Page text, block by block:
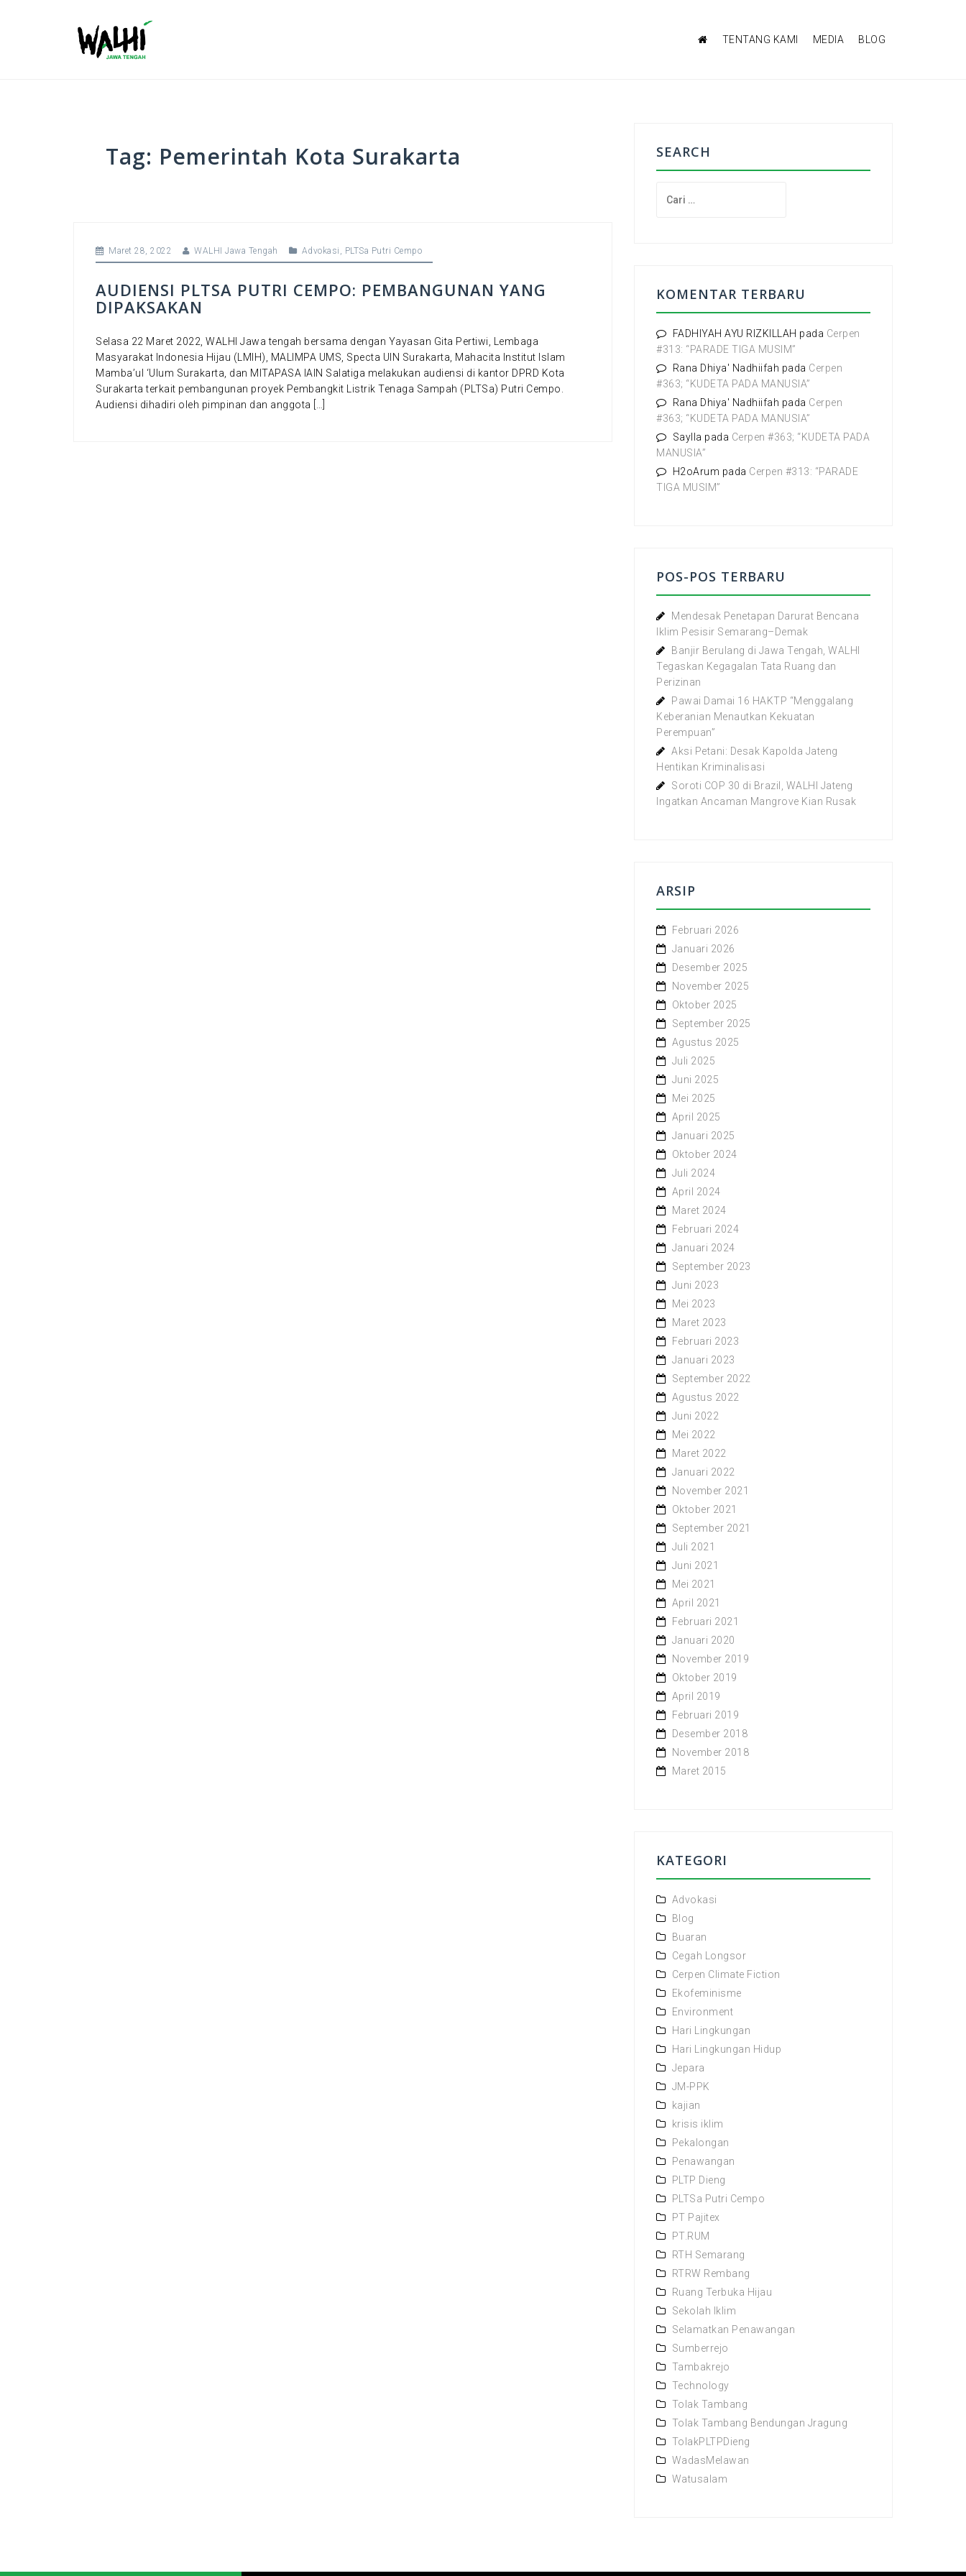
TENTANG KAMI MEDIA BLOG
Tag: Pemerintah Kota Surakarta
Maret 28, 2022 WALHI Jawa Tengah Advokasi , PLTSa Putri Cempo
AUDIENSI PLTSA PUTRI CEMPO: PEMBANGUNAN YANG
DIPAKSAKAN
Selasa 22 Maret 2022, WALHI Jawa tengah bersama dengan Yayasan Gita Pertiwi, Lembaga
Masyarakat Indonesia Hijau (LMIH), MALIMPA UMS, Specta UIN Surakarta, Mahacita Institut Islam
Mamba’ul ‘Ulum Surakarta, dan MITAPASA IAIN Salatiga melakukan audiensi di kantor DPRD Kota
Surakarta terkait pembangunan proyek Pembangkit Listrik Tenaga Sampah (PLTSa) Putri Cempo.
Audiensi dihadiri oleh pimpinan dan anggota […]
SEARCH
u
k
:
KOMENTAR TERBARU
FADHIYAH AYU RIZKILLAH pada Cerpen
#313: “PARADE TIGA MUSIM”
Rana Dhiya' Nadhiifah pada Cerpen
#363; “KUDETA PADA MANUSIA”
Rana Dhiya' Nadhiifah pada Cerpen
#363; “KUDETA PADA MANUSIA”
Saylla pada Cerpen #363; “KUDETA PADA
MANUSIA”
H2oArum pada Cerpen #313: “PARADE
TIGA MUSIM”
POS-POS TERBARU
Mendesak Penetapan Darurat Bencana
Iklim Pesisir Semarang–Demak
Banjir Berulang di Jawa Tengah, WALHI
Tegaskan Kegagalan Tata Ruang dan
Perizinan
Pawai Damai 16 HAKTP “Menggalang
Keberanian Menautkan Kekuatan
Perempuan”
Aksi Petani: Desak Kapolda Jateng
Hentikan Kriminalisasi
Soroti COP 30 di Brazil, WALHI Jateng
Ingatkan Ancaman Mangrove Kian Rusak
ARSIP
Februari 2026
Januari 2026
Desember 2025
November 2025
Oktober 2025
September 2025
Agustus 2025
Juli 2025
Juni 2025
Mei 2025
April 2025
Januari 2025
Oktober 2024
Juli 2024
April 2024
Maret 2024
Februari 2024
Januari 2024
September 2023
Juni 2023
Mei 2023
Maret 2023
Februari 2023
Januari 2023
September 2022
Agustus 2022
Juni 2022
Mei 2022
Maret 2022
Januari 2022
November 2021
Oktober 2021
September 2021
Juli 2021
Juni 2021
Mei 2021
April 2021
Februari 2021
Januari 2020
November 2019
Oktober 2019
April 2019
Februari 2019
Desember 2018
November 2018
Maret 2015
KATEGORI
Advokasi
Blog
Buaran
Cegah Longsor
Cerpen Climate Fiction
Ekofeminisme
Environment
Hari Lingkungan
Hari Lingkungan Hidup
Jepara
JM-PPK
kajian
krisis iklim
Pekalongan
Penawangan
PLTP Dieng
PLTSa Putri Cempo
PT Pajitex
PT.RUM
RTH Semarang
RTRW Rembang
Ruang Terbuka Hijau
Sekolah Iklim
Selamatkan Penawangan
Sumberrejo
Tambakrejo
Technology
Tolak Tambang
Tolak Tambang Bendungan Jragung
TolakPLTPDieng
WadasMelawan
Watusalam